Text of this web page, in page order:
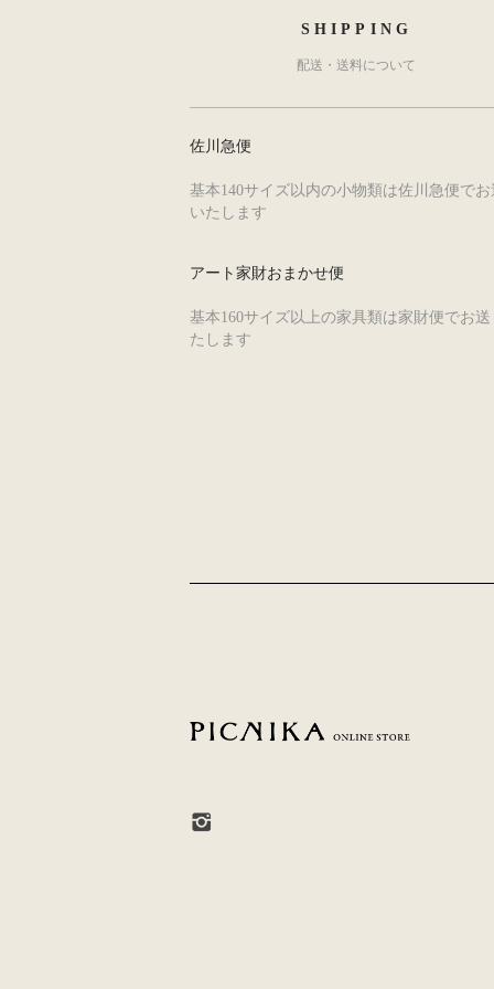
SHIPPING
配送・送料について
佐川急便
基本140サイズ以内の小物類は佐川急便でお
いたします
アート家財おまかせ便
基本160サイズ以上の家具類は家財便でお送
たします